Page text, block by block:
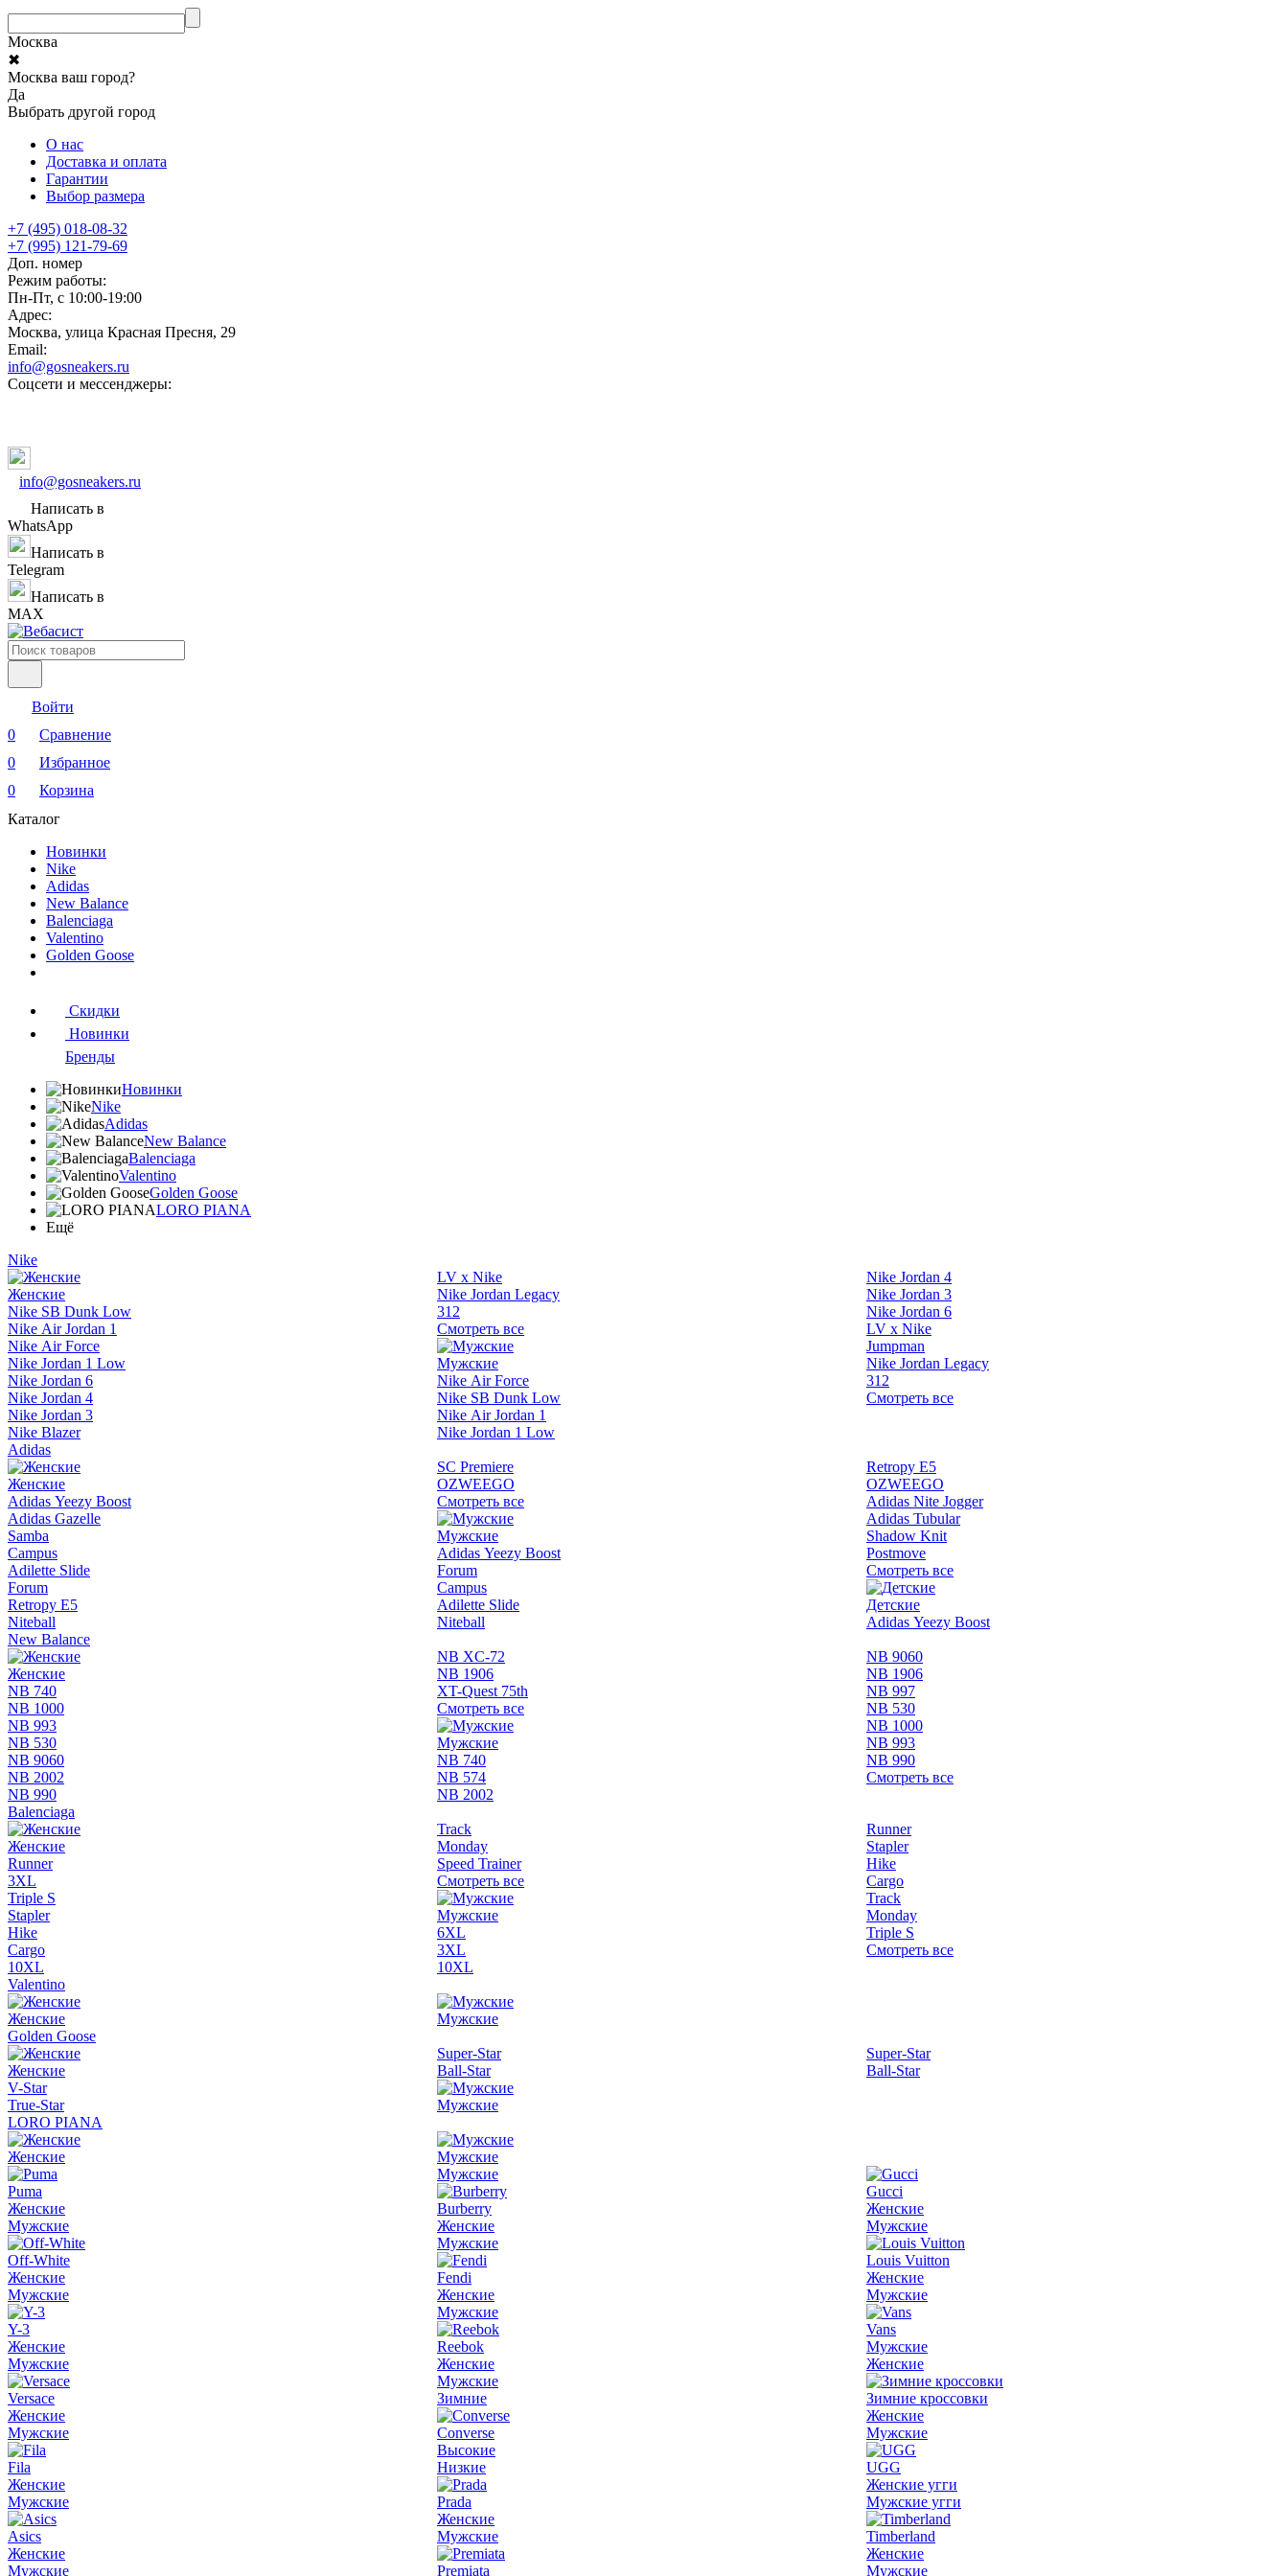
Москва
✖
Москва ваш город?
Да
Выбрать другой город
О нас
Доставка и оплата
Гарантии
Выбор размера
+7 (495) 018-08-32
+7 (995) 121-79-69
Доп. номер
Режим работы:
Пн-Пт, с 10:00-19:00
Адрес:
Москва, улица Красная Пресня, 29
Email:
info@gosneakers.ru
Соцсети и мессенджеры:
info@gosneakers.ru
Написать в
WhatsApp
Написать в
Telegram
Написать в
MAX
Войти
0
Сравнение
0
Избранное
0
Корзина
Каталог
Новинки
Nike
Adidas
New Balance
Balenciaga
Valentino
Golden Goose
Скидки
Новинки
Бренды
Новинки
Nike
Adidas
New Balance
Balenciaga
Valentino
Golden Goose
LORO PIANA
Ещё
Nike
Женские
Nike SB Dunk Low
Nike Air Jordan 1
Nike Air Force
Nike Jordan 1 Low
Nike Jordan 6
Nike Jordan 4
Nike Jordan 3
Nike Blazer
LV x Nike
Nike Jordan Legacy
312
Смотреть все
Мужские
Nike Air Force
Nike SB Dunk Low
Nike Air Jordan 1
Nike Jordan 1 Low
Nike Jordan 4
Nike Jordan 3
Nike Jordan 6
LV x Nike
Jumpman
Nike Jordan Legacy
312
Смотреть все
Adidas
Женские
Adidas Yeezy Boost
Adidas Gazelle
Samba
Campus
Adilette Slide
Forum
Retropy E5
Niteball
SC Premiere
OZWEEGO
Смотреть все
Мужские
Adidas Yeezy Boost
Forum
Campus
Adilette Slide
Niteball
Retropy E5
OZWEEGO
Adidas Nite Jogger
Adidas Tubular
Shadow Knit
Postmove
Смотреть все
Детские
Adidas Yeezy Boost
New Balance
Женские
NB 740
NB 1000
NB 993
NB 530
NB 9060
NB 2002
NB 990
NB XC-72
NB 1906
XT-Quest 75th
Смотреть все
Мужские
NB 740
NB 574
NB 2002
NB 9060
NB 1906
NB 997
NB 530
NB 1000
NB 993
NB 990
Смотреть все
Balenciaga
Женские
Runner
3XL
Triple S
Stapler
Hike
Cargo
10XL
Track
Monday
Speed Trainer
Смотреть все
Мужские
6XL
3XL
10XL
Runner
Stapler
Hike
Cargo
Track
Monday
Triple S
Смотреть все
Valentino
Женские
Мужские
Golden Goose
Женские
V-Star
True-Star
Super-Star
Ball-Star
Мужские
Super-Star
Ball-Star
LORO PIANA
Женские Мужские
Puma
Женские
Мужские
Off-White
Женские
Мужские
Y-3
Женские
Мужские
Versace
Женские
Мужские
Fila
Женские
Мужские
Asics
Женские
Мужские
Мужские
Burberry
Женские
Мужские
Fendi
Женские
Мужские
Reebok
Женские
Мужские
Зимние
Converse
Высокие
Низкие
Prada
Женские
Мужские
Premiata
Gucci
Женские
Мужские
Louis Vuitton
Женские
Мужские
Vans
Мужские
Женские
Зимние кроссовки
Женские
Мужские
UGG
Женские угги
Мужские угги
Timberland
Женские
Мужские